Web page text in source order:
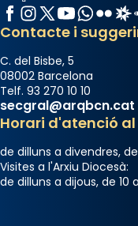
Facebook
Instagram
X / Twitter
YouTubeFlickr
Contacte i
C. del Bisbe, 5
08002 Barcelona
Telf. 93 270 10 10
secgral@arqbcn.cat
Horari d'atenció
de dilluns a divendres,
Visites a l'Arxiu Diocesà:
de dilluns a dijous, de 10